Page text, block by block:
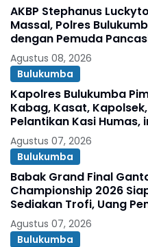
AKBP Stephanus
Massal, Polres
dengan Pemuda
Agustus 08, 2026
Bulukumba
Kapolres Bulukumba
Kabag, Kasat,
Pelantikan Kasi
Agustus 07, 2026
Bulukumba
Babak Grand Final
Championship 2026
Sediakan Trofi, Uang
Penghargaan Individu
Agustus 07, 2026
Bulukumba